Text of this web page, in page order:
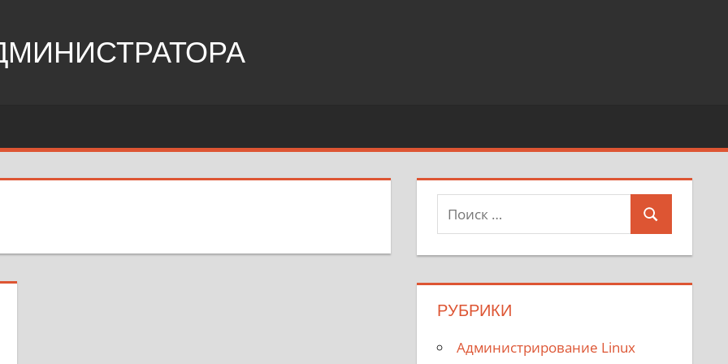
Поиск
для:
Поиск
РУБРИКИ
Администрирование Linux